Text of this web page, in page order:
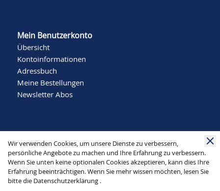
Wir verwenden Cookies, um unsere Dienste zu verbessern,
persönliche Angebote zu machen und Ihre Erfahrung zu verbessern.
Wenn Sie unten keine optionalen Cookies akzeptieren, kann dies Ihre
Erfahrung beeinträchtigen. Wenn Sie mehr wissen möchten, lesen Sie
bitte die Datenschutzerklärung .
Mein Benutzerkonto
Übersicht
Kontoinformationen
Adressbuch
Meine Bestellungen
Newsletter Abos
Social Media